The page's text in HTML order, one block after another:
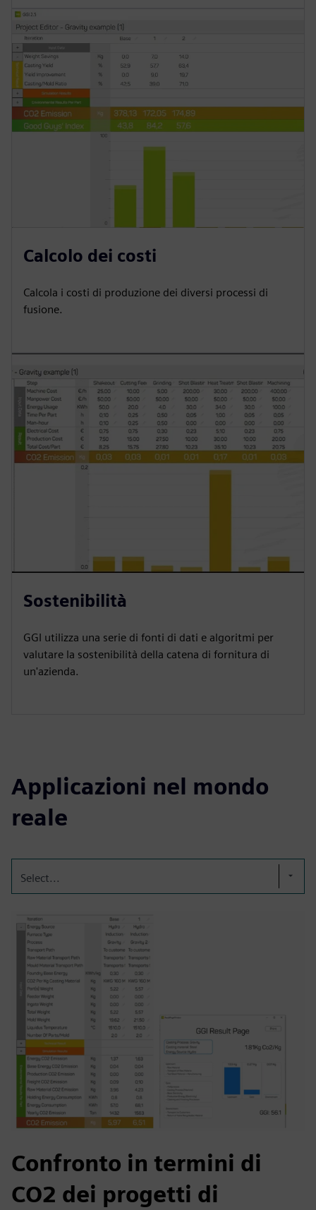
Calcolo dei costi
Calcola i costi di produzione dei diversi processi di
fusione.
Sostenibilità
GGI utilizza una serie di fonti di dati e algoritmi per
valutare la sostenibilità della catena di fornitura di
un'azienda.
Applicazioni nel mondo
reale
Select...
Confronto in termini di
CO2 dei progetti di